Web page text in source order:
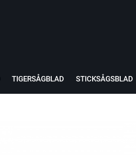
TIGERSÅGBLAD STICKSÅGSBLAD